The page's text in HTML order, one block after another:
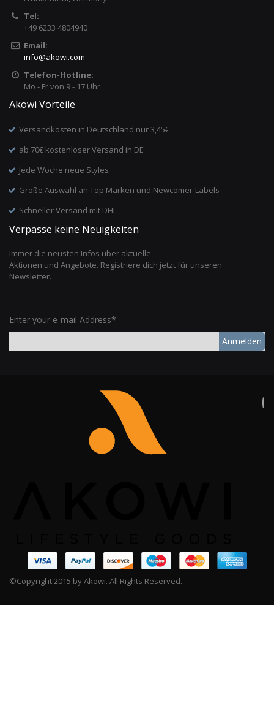
Tel:
+49 6233 4804940
Email:
info@akowi.com
Telefon-Hotline:
Mo - Fr von 9 - 17 Uhr
Akowi Vorteile
Versandkosten in Deutschland nur 3,45€
ab 70€ kostenloser Versand in DE
Jede Woche neue Styles
Große Auswahl an Top Marken und Newcomer-Labels
Schneller Versand mit DHL
Verpasse keine Neuigkeiten
Immer die neusten Infos über aktuelle
Aktionen und Angebote. Registriere dich jetzt für unseren
Newsletter.
Enter your e-mail Address*
Anmelden
©Copyright 2015 by Akowi. All Rights Reserved.